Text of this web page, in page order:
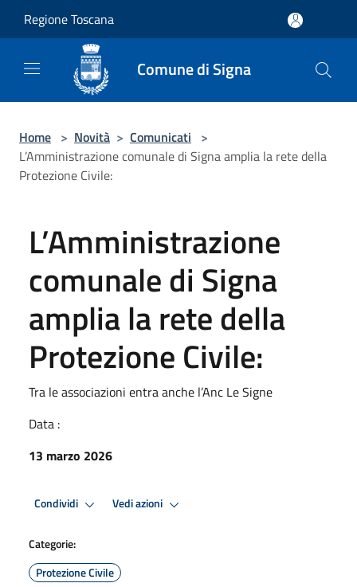
Regione Toscana
Comune di Signa
Home > Novità > Comunicati >
L’Amministrazione comunale di Signa amplia la rete della
Protezione Civile:
L’Amministrazione
comunale di Signa
amplia la rete della
Protezione Civile:
Tra le associazioni entra anche l’Anc Le Signe
Data :
13 marzo 2026
Condividi Vedi azioni
Categorie:
Protezione Civile